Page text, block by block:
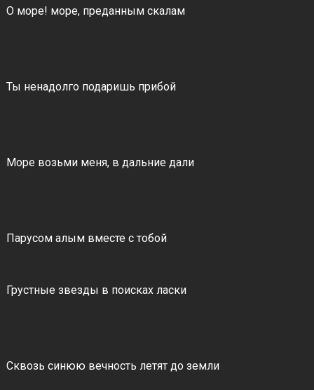
О море! море, преданным скалам
Ты ненадолго подаришь прибой
Море возьми меня, в дальние дали
Парусом алым вместе с тобой
Грустные звезды в поисках ласки
Сквозь синюю вечность летят до земли